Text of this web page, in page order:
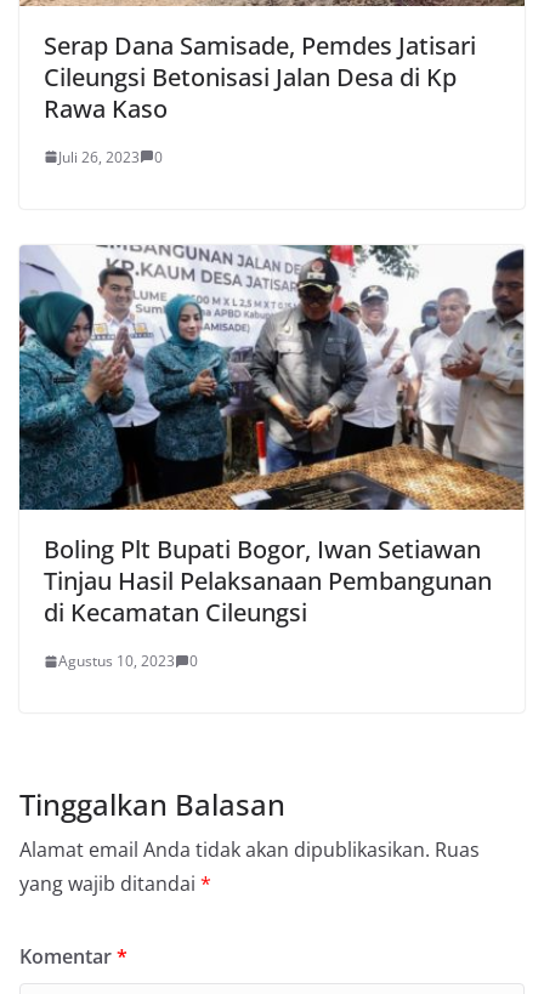
Serap Dana Samisade, Pemdes Jatisari
Cileungsi Betonisasi Jalan Desa di Kp
Rawa Kaso
Juli 26, 2023 0
Boling Plt Bupati Bogor, Iwan Setiawan
Tinjau Hasil Pelaksanaan Pembangunan
di Kecamatan Cileungsi
Agustus 10, 2023 0
Tinggalkan Balasan
Alamat email Anda tidak akan dipublikasikan. Ruas
yang wajib ditandai *
Komentar*